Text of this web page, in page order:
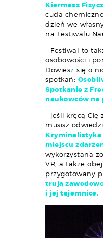
Kiermasz
cuda
dzień we
na Festiwalu
– Festiwal to
osobowości i
Dowiesz się o
spotkań:
Spotkanie z
naukowców na
– jeśli kręcą
musisz
miejscu
wykorzystana
VR, a także
przygotowany
trują
i jej tajemnice.